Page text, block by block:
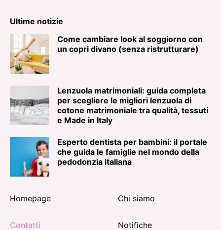
Ultime notizie
Come cambiare look al soggiorno con
un copri divano (senza ristrutturare)
Lenzuola matrimoniali: guida completa
per scegliere le migliori lenzuola di
cotone matrimoniale tra qualità, tessuti
e Made in Italy
Esperto dentista per bambini: il portale
che guida le famiglie nel mondo della
pedodonzia italiana
Homepage Chi siamo
Contatti Notifiche